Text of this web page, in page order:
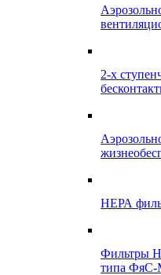
2-х
НЕРА
Фильтры
типа